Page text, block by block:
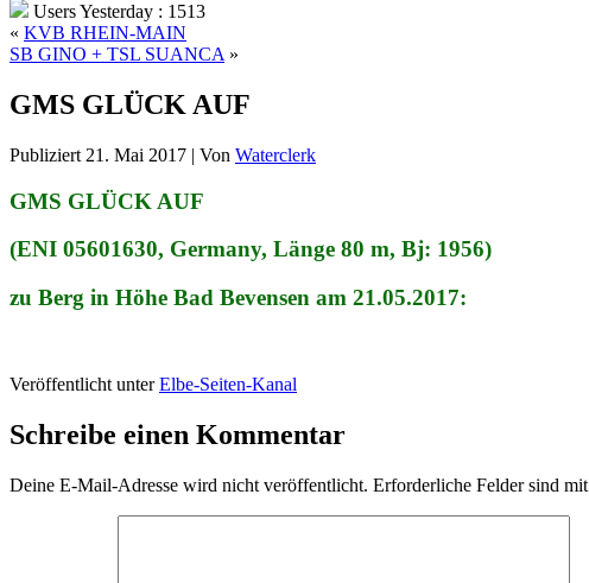
Users Yesterday : 1513
« KVB RHEIN-MAIN
SB GINO + TSL SUANCA »
GMS GLÜCK AUF
Publiziert 21. Mai 2017 | Von Waterclerk
GMS GLÜCK AUF
(ENI 05601630, Germany, Länge 80 m, Bj: 1956)
zu Berg in Höhe Bad Bevensen am 21.05.2017:
Veröffentlicht unter Elbe-Seiten-Kanal
Schreibe einen Kommentar
Deine E-Mail-Adresse wird nicht veröffentlicht. Erforderliche Felder sind mit